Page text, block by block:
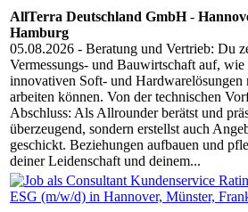
AllTerra Deutschland GmbH-
Hamburg
05.08.2026 - Beratung und Vertrieb: Du
Vermessungs- und Bauwirtschaft auf, wie
innovativen Soft- und Hardwarelösungen
arbeiten können. Von der technischen
Abschluss: Als Allrounder berätst und
überzeugend, sondern erstellst auch
geschickt. Beziehungen aufbauen und
deiner Leidenschaft und deinem...